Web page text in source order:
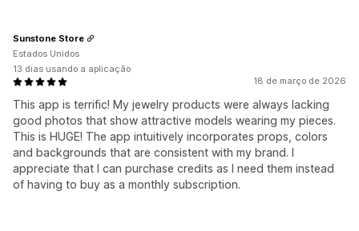
18 de março de 2026
This app is terrific! My jewelry products were always lacking
good photos that show attractive models wearing my pieces.
This is HUGE! The app intuitively incorporates props, colors
and backgrounds that are consistent with my brand. I
appreciate that I can purchase credits as I need them instead
of having to buy as a monthly subscription.
Sunstone Store
Estados Unidos
13 dias usando a aplicação